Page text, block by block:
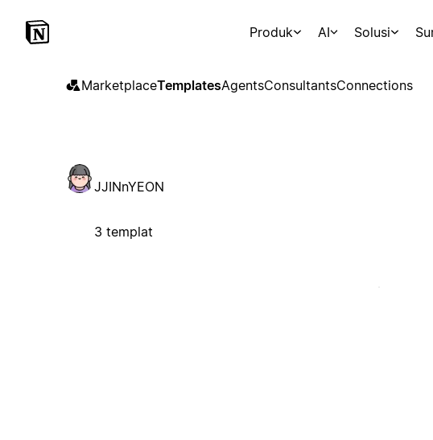
Produk AI Solusi
MarketplaceTemplatesAgentsConsultantsConnections
JJINnYEON
3 templat